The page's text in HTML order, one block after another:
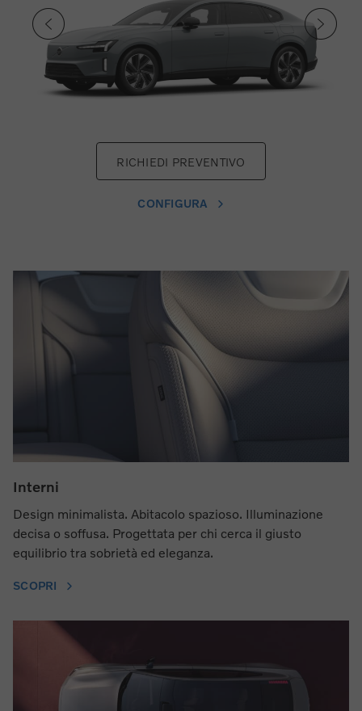
RICHIEDI PREVENTIVO
CONFIGURA
Interni
Design minimalista. Abitacolo spazioso. Illuminazione
decisa o soffusa. Progettata per chi cerca il giusto
equilibrio tra sobrietà ed eleganza.
SCOPRI